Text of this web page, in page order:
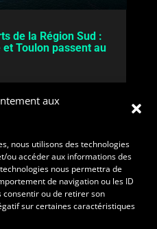
aux
nous utilisons des technologies
ou accéder aux informations des
nous permettra de
de navigation ou les ID
consentir ou de retirer son
sur certaines caractéristiques
de la Région Sud :
Toulon passent au
tourisme local grâce
que nous a annoncés